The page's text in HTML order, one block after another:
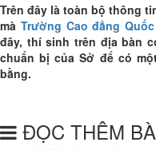
Trên đây là toàn bộ thông
mà Trường Cao đẳng
đây, thí sinh trên địa bàn
chuẩn bị của Sở để có
bằng.
ĐỌC THÊM